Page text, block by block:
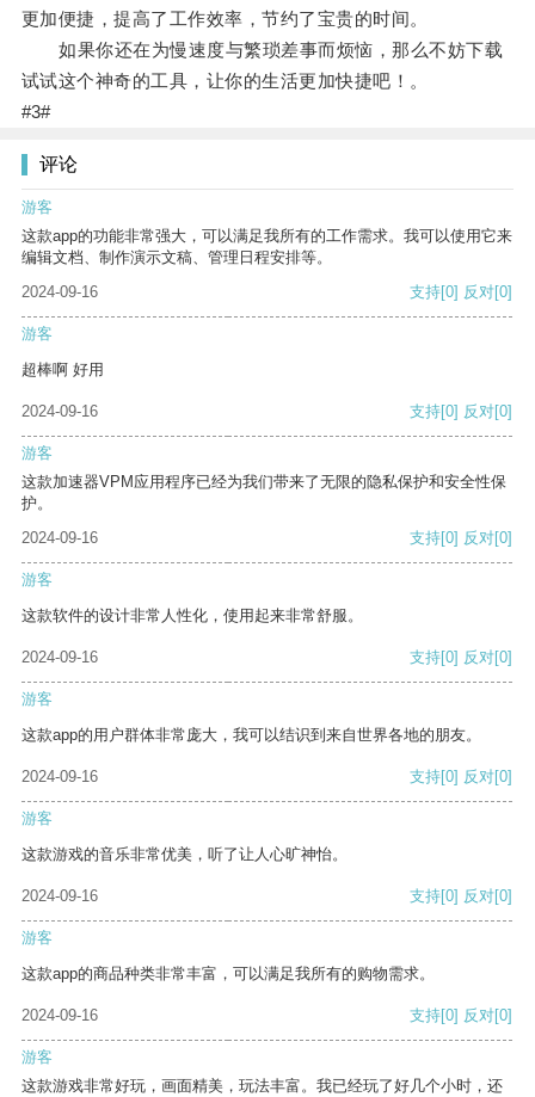
更加便捷，提高了工作效率，节约了宝贵的时间。
如果你还在为慢速度与繁琐差事而烦恼，那么不妨下载
试试这个神奇的工具，让你的生活更加快捷吧！。
#3#
评论
游客
这款app的功能非常强大，可以满足我所有的工作需求。我可以使用它来
编辑文档、制作演示文稿、管理日程安排等。
2024-09-16
支持[0] 反对[0]
游客
超棒啊 好用
2024-09-16 支持[0] 反对[0]
游客
这款加速器VPM应用程序已经为我们带来了无限的隐私保护和安全性保
护。
2024-09-16
支持[0] 反对[0]
游客
这款软件的设计非常人性化，使用起来非常舒服。
2024-09-16 支持[0] 反对[0]
游客
这款app的用户群体非常庞大，我可以结识到来自世界各地的朋友。
2024-09-16 支持[0] 反对[0]
游客
这款游戏的音乐非常优美，听了让人心旷神怡。
2024-09-16 支持[0] 反对[0]
游客
这款app的商品种类非常丰富，可以满足我所有的购物需求。
2024-09-16 支持[0] 反对[0]
游客
这款游戏非常好玩，画面精美，玩法丰富。我已经玩了好几个小时，还